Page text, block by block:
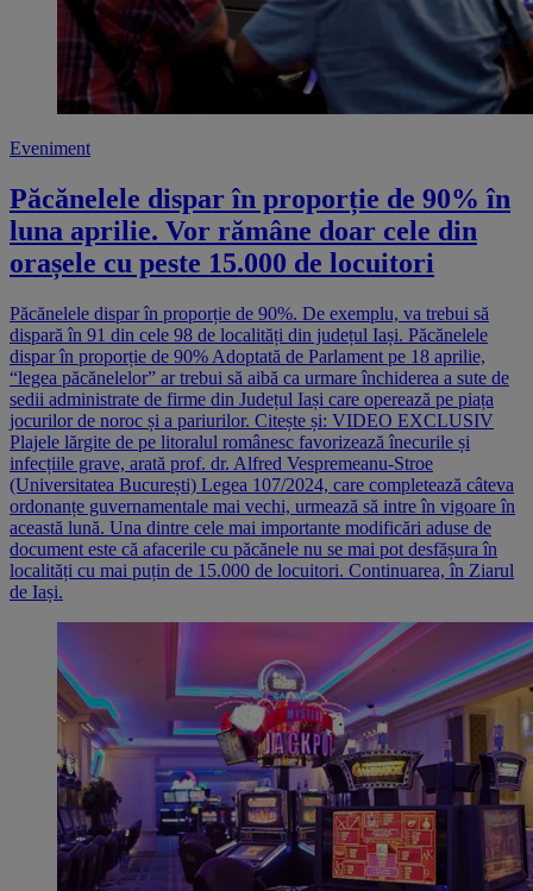
Eveniment
Păcănelele dispar în proporție de 90% în
luna aprilie. Vor rămâne doar cele din
orașele cu peste 15.000 de locuitori
Păcănelele dispar în proporție de 90%. De exemplu, va trebui să
dispară în 91 din cele 98 de localități din județul Iași. Păcănelele
dispar în proporție de 90% Adoptată de Parlament pe 18 aprilie,
“legea păcănelelor” ar trebui să aibă ca urmare închiderea a sute de
sedii administrate de firme din Județul Iași care operează pe piața
jocurilor de noroc și a pariurilor. Citește și: VIDEO EXCLUSIV
Plajele lărgite de pe litoralul românesc favorizează înecurile și
infecțiile grave, arată prof. dr. Alfred Vespremeanu-Stroe
(Universitatea București) Legea 107/2024, care completează câteva
ordonanțe guvernamentale mai vechi, urmează să intre în vigoare în
această lună. Una dintre cele mai importante modificări aduse de
document este că afacerile cu păcănele nu se mai pot desfășura în
localități cu mai puțin de 15.000 de locuitori. Continuarea, în Ziarul
de Iași.